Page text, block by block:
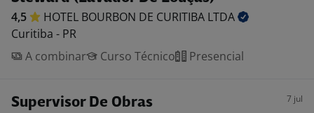
4,5 HOTEL BOURBON DE CURITIBA LTDA
Curitiba - PR
A combinar
Curso Técnico Presencial
Supervisor De Obras 7 jul